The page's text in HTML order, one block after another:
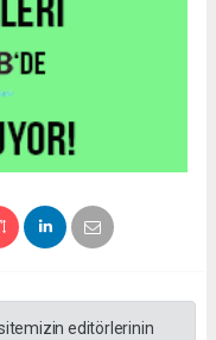
editörlerinin